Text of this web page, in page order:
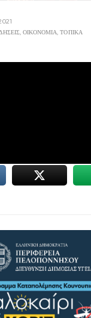
,ΟΙΚΟΝΟΜΙΑ,ΤΟΠΙΚΑ